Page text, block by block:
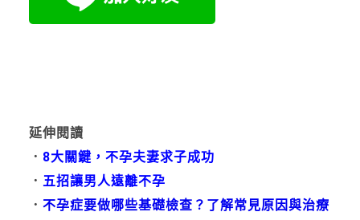
延伸閱讀
． 8大關鍵，不孕夫妻求子成功
． 五招讓男人遠離不孕
． 不孕症要做哪些基礎檢查？了解常見原因與治療